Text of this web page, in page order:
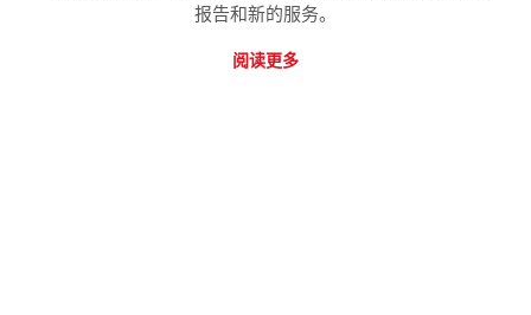
报告和新的服务。
阅读更多